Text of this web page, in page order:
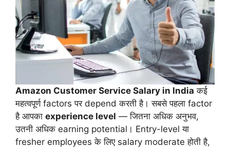
Amazon Customer Service Salary in India कई
महत्वपूर्ण factors पर depend करती है। सबसे पहला factor
है आपका experience level — जितना अधिक अनुभव,
उतनी अधिक earning potential। Entry-level या
fresher employees के लिए salary moderate होती है,